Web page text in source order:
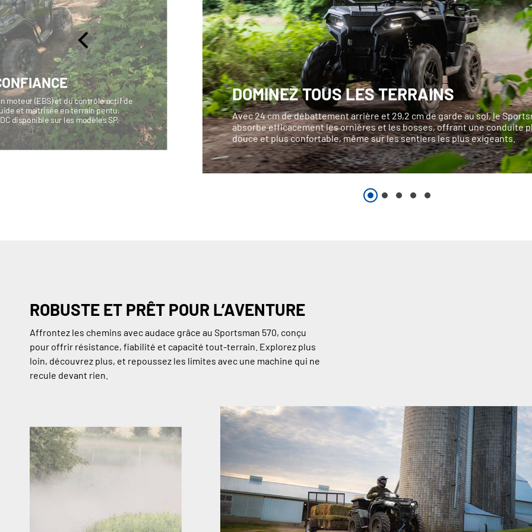
moteur (EBS) et du contrôle actif de
et maîtrisée en terrain pentu.
disponible sur les modèles SP.
DOMINEZ TOUS LES TERRAINS
Avec 24 cm de débattement arrière et 29,2 cm de garde au sol, le
absorbe efficacement les ornières et les bosses, offrant une conduite
douce et plus confortable, même sur les sentiers les plus exigeants.
ROBUSTE ET PRÊT POUR L’AVENTURE
Affrontez les chemins avec audace grâce au Sportsman 570, conçu
pour offrir résistance, fiabilité et capacité tout-terrain. Explorez plus
loin, découvrez plus, et repoussez les limites avec une machine qui ne
recule devant rien.